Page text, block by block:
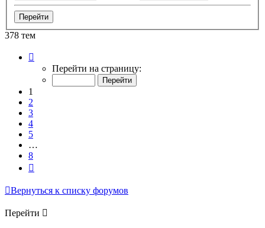
378 тем
Перейти на страницу:
1
2
3
4
5
…
8
Вернуться к списку форумов
Перейти